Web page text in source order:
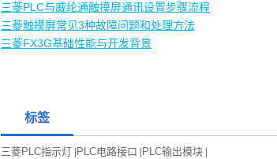
三菱PLC与威纶通触摸屏通讯设置步骤流程
三菱触摸屏常见3种故障问题和处理方法
三菱FX3G基础性能与开发背景
标签
三菱PLC指示灯 PLC电路接口 PLC输出模块